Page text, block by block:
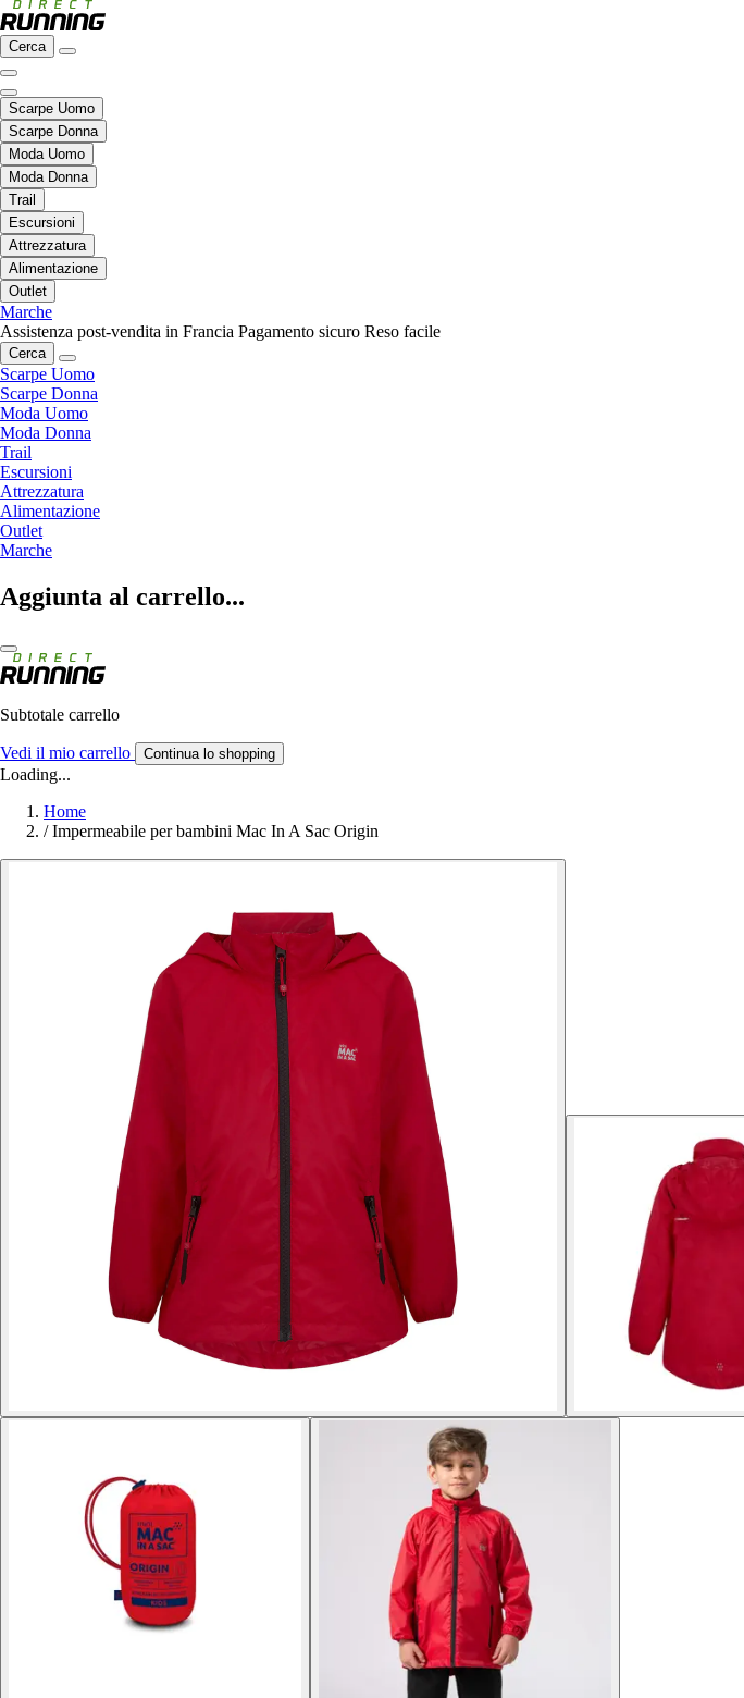
Cerca
Scarpe Uomo
Scarpe Donna
Moda Uomo
Moda Donna
Trail
Escursioni
Attrezzatura
Alimentazione
Outlet
Marche
Assistenza post-vendita in Francia Pagamento sicuro Reso facile
Cerca
Scarpe Uomo
Scarpe Donna
Moda Uomo
Moda Donna
Trail
Escursioni
Attrezzatura
Alimentazione
Outlet
Marche
Aggiunta al carrello...
Subtotale carrello
Vedi il mio carrello Continua lo shopping
Loading...
Home
/ Impermeabile per bambini Mac In A Sac Origin